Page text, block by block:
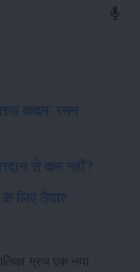
कदम- रमन
से कम नहीं?
के लिए तैयार
ग्रुप एक नया